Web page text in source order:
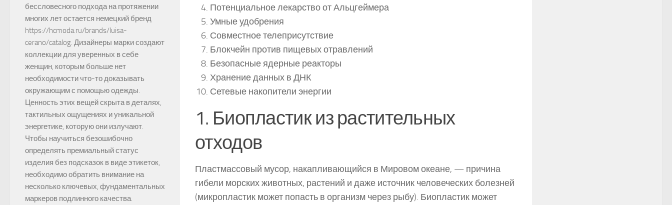
Потенциальное лекарство от Альцгеймера
Умные удобрения
Совместное телеприсутствие
Блокчейн против пищевых отравлений
Безопасные ядерные реакторы
Хранение данных в ДНК
Сетевые накопители энергии
1. Биопластик из растительных
отходов
Пластмассовый мусор, накапливающийся в Мировом океане, — причина
гибели морских животных, растений и даже источник человеческих болезней
(микропластик может попасть в организм через рыбу). Биопластик может
бессловесного подхода на протяжении
многих лет остается немецкий бренд
https://hcmoda.ru/brands/luisa-
cerano/catalog. Дизайнеры марки создают
коллекции для уверенных в себе
женщин, которым больше нет
необходимости что-то доказывать
окружающим с помощью одежды.
Ценность этих вещей скрыта в деталях,
тактильных ощущениях и уникальной
энергетике, которую они излучают.
Чтобы научиться безошибочно
определять премиальный статус
изделия без подсказок в виде этикеток,
необходимо обратить внимание на
несколько ключевых, фундаментальных
маркеров подлинного качества.